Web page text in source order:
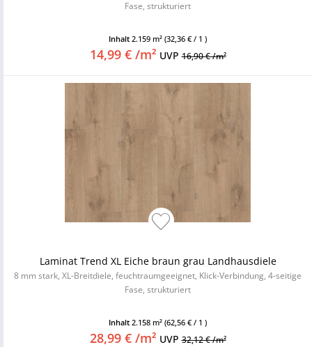
Fase, strukturiert
Inhalt 2.159 m² (32,36 € / 1 )
14,99 € /m² UVP16,90 € /m²
Laminat Trend XL Eiche braun grau Landhausdiele
8 mm stark, XL-Breitdiele, feuchtraumgeeignet, Klick-Verbindung, 4-seitige
Fase, strukturiert
Inhalt 2.158 m² (62,56 € / 1 )
28,99 € /m² UVP32,12 € /m²